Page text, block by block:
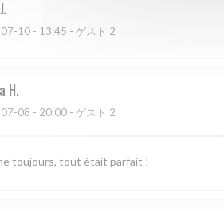
J
10 - 13:45 - ゲスト 2
H
08 - 20:00 - ゲスト 2
toujours, tout était parfait !